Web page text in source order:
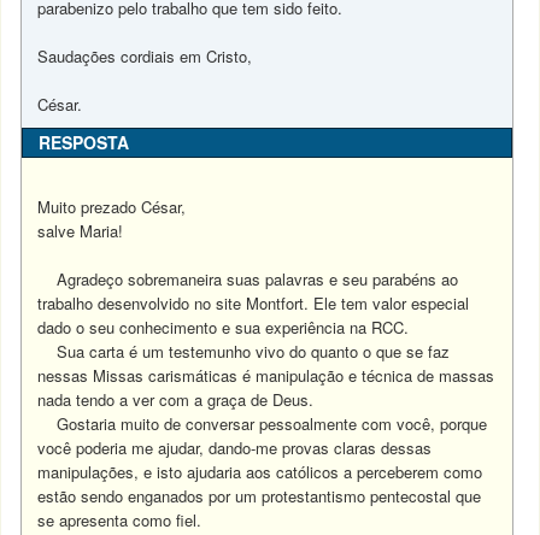
parabenizo pelo trabalho que tem sido feito.
Saudações cordiais em Cristo,
César.
RESPOSTA
Muito prezado César,
salve Maria!
Agradeço sobremaneira suas palavras e seu parabéns ao
trabalho desenvolvido no site Montfort. Ele tem valor especial
dado o seu conhecimento e sua experiência na RCC.
Sua carta é um testemunho vivo do quanto o que se faz
nessas Missas carismáticas é manipulação e técnica de massas
nada tendo a ver com a graça de Deus.
Gostaria muito de conversar pessoalmente com você, porque
você poderia me ajudar, dando-me provas claras dessas
manipulações, e isto ajudaria aos católicos a perceberem como
estão sendo enganados por um protestantismo pentecostal que
se apresenta como fiel.